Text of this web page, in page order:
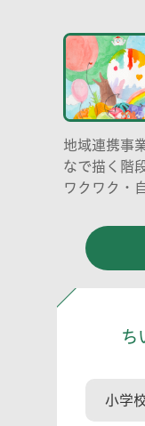
成り立ち、
おける役割」
地域連携事
なで描く階
ワクワク・
ち